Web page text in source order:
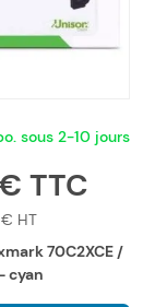
sous 2-10 jours
70C2XCE /
cyan